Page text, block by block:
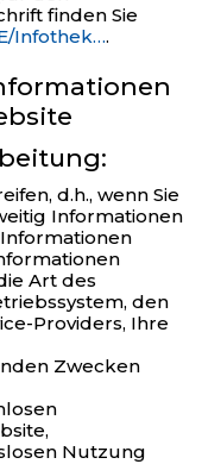
finden Sie
Infothek….
d.h., wenn Sie
Informationen
Art des
den
Providers, Ihre
Zwecken
Nutzung